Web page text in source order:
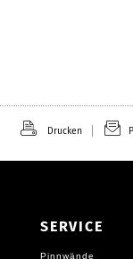
Drucken
SERVICE
Pinnwände